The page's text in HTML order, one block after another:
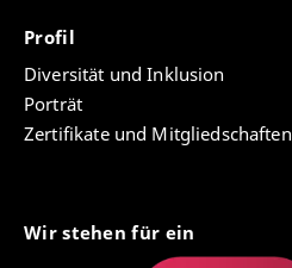
Profil
Diversität und Inklusion
Porträt
Zertifikate und Mitgliedschaften
Wir stehen für ein